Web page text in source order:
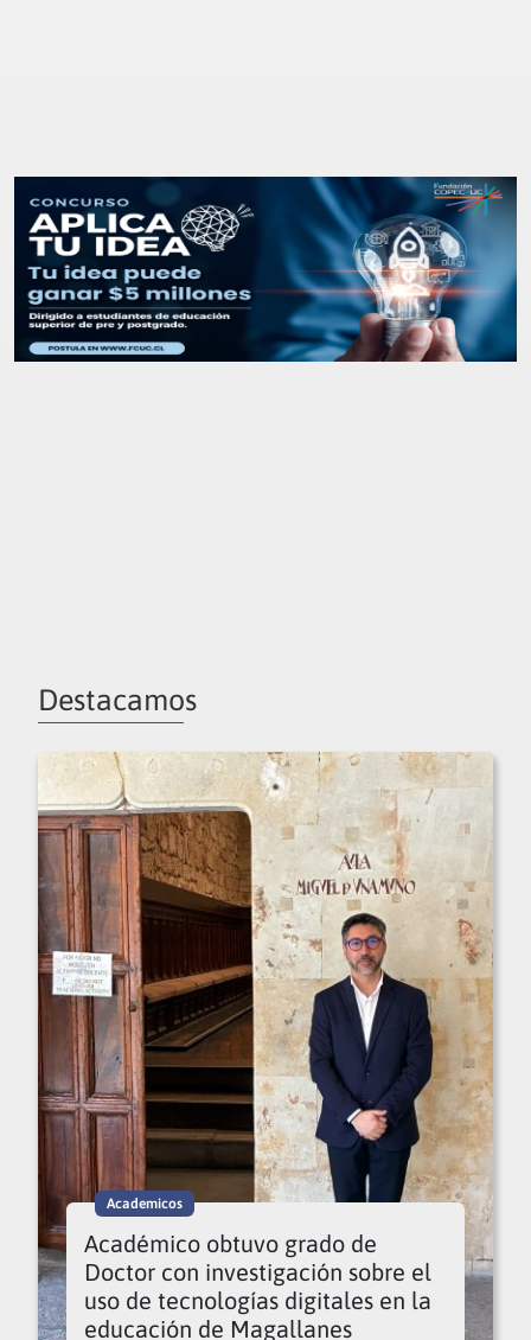
Destacamos
Academicos
Académico obtuvo grado de
Doctor con investigación sobre el
uso de tecnologías digitales en la
educación de Magallanes